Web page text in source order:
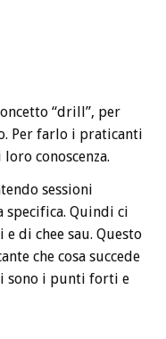
“drill”, per
Per farlo i praticanti
conoscenza.
sessioni
specifica. Quindi ci
di chee sau. Questo
che cosa succede
sono i punti forti e